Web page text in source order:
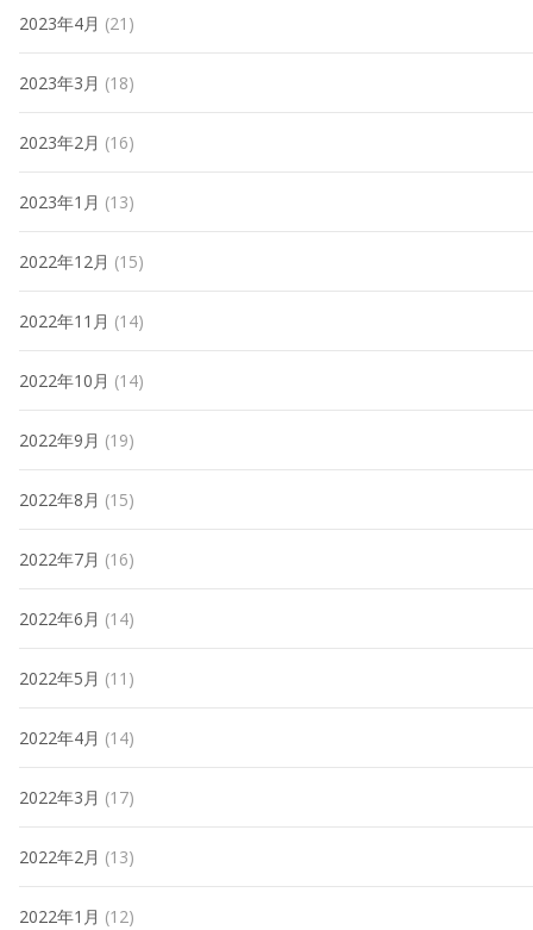
2023年4月 (21)
2023年3月 (18)
2023年2月 (16)
2023年1月 (13)
2022年12月 (15)
2022年11月 (14)
2022年10月 (14)
2022年9月 (19)
2022年8月 (15)
2022年7月 (16)
2022年6月 (14)
2022年5月 (11)
2022年4月 (14)
2022年3月 (17)
2022年2月 (13)
2022年1月 (12)